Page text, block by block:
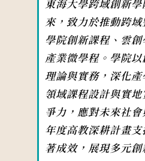
東海大學跨域創新
來，致力於推動跨
學院創新課程、雲
產業微學程。學院
理論與實務，深化
領域課程設計與實
爭力，應對未來社
年度高教深耕計畫
著成效，展現多元創